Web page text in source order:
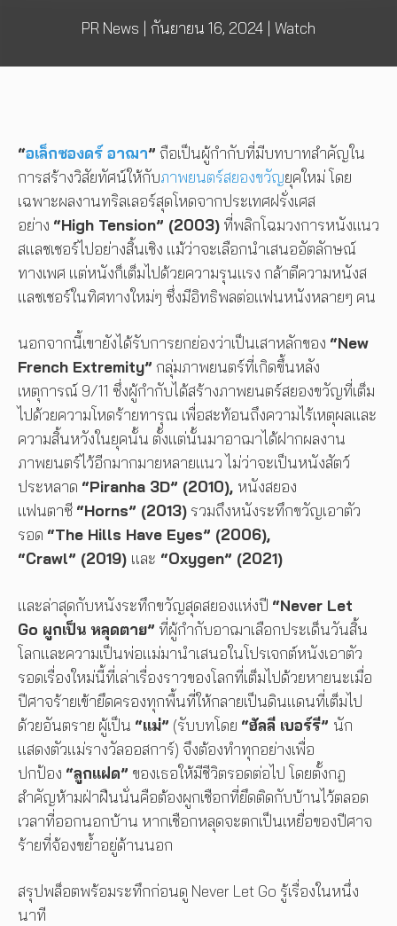
PR News | กันยายน 16, 2024 | Watch
“อเล็กซองดร์ อาฌา” ถือเป็นผู้กำกับที่มีบทบาทสำคัญใน
การสร้างวิสัยทัศน์ให้กับภาพยนตร์สยองขวัญยุคใหม่ โดย
เฉพาะผลงานทริลเลอร์สุดโหดจากประเทศฝรั่งเศส
อย่าง “High Tension” (2003) ที่พลิกโฉมวงการหนังแนว
สแลชเชอร์ไปอย่างสิ้นเชิง แม้ว่าจะเลือกนำเสนออัตลักษณ์
ทางเพศ แต่หนังก็เต็มไปด้วยความรุนแรง กล้าตีความหนังส
แลชเชอร์ในทิศทางใหม่ๆ ซึ่งมีอิทธิพลต่อแฟนหนังหลายๆ คน
นอกจากนี้เขายังได้รับการยกย่องว่าเป็นเสาหลักของ “New
French Extremity” กลุ่มภาพยนตร์ที่เกิดขึ้นหลัง
เหตุการณ์ 9/11 ซึ่งผู้กำกับได้สร้างภาพยนตร์สยองขวัญที่เต็ม
ไปด้วยความโหดร้ายทารุณ เพื่อสะท้อนถึงความไร้เหตุผลและ
ความสิ้นหวังในยุคนั้น ตั้งแต่นั้นมาอาฌาได้ฝากผลงาน
ภาพยนตร์ไว้อีกมากมายหลายแนว ไม่ว่าจะเป็นหนังสัตว์
ประหลาด “Piranha 3D” (2010), หนังสยอง
แฟนตาซี “Horns” (2013) รวมถึงหนังระทึกขวัญเอาตัว
รอด “The Hills Have Eyes” (2006),
“Crawl” (2019) และ “Oxygen” (2021)
และล่าสุดกับหนังระทึกขวัญสุดสยองแห่งปี “Never Let
Go ผูกเป็น หลุดตาย” ที่ผู้กำกับอาฌาเลือกประเด็นวันสิ้น
โลกและความเป็นพ่อแม่มานำเสนอในโปรเจกต์หนังเอาตัว
รอดเรื่องใหม่นี้ที่เล่าเรื่องราวของโลกที่เต็มไปด้วยหายนะเมื่อ
ปีศาจร้ายเข้ายึดครองทุกพื้นที่ให้กลายเป็นดินแดนที่เต็มไป
ด้วยอันตราย ผู้เป็น “แม่” (รับบทโดย “ฮัลลี เบอร์รี” นัก
แสดงตัวแม่รางวัลออสการ์) จึงต้องทำทุกอย่างเพื่อ
ปกป้อง “ลูกแฝด” ของเธอให้มีชีวิตรอดต่อไป โดยตั้งกฎ
สำคัญห้ามฝ่าฝืนนั่นคือต้องผูกเชือกที่ยึดติดกับบ้านไว้ตลอด
เวลาที่ออกนอกบ้าน หากเชือกหลุดจะตกเป็นเหยื่อของปีศาจ
ร้ายที่จ้องขย้ำอยู่ด้านนอก
สรุปพล็อตพร้อมระทึกก่อนดู Never Let Go รู้เรื่องในหนึ่ง
นาที